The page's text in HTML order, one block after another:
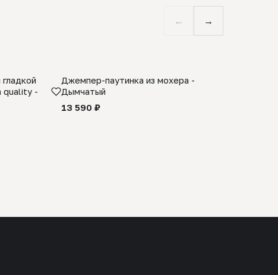
← →
quality -
Джемпер-паутинка из мохера -
Дымчатый
13 590 ₽